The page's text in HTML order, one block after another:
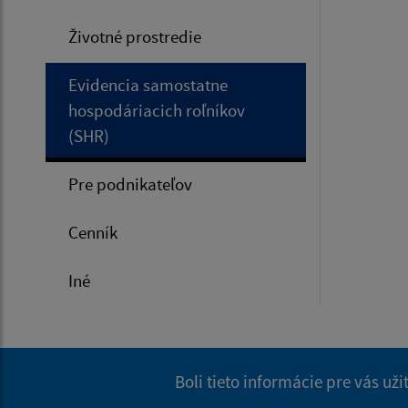
Životné prostredie
Evidencia samostatne
hospodáriacich roľníkov
(SHR)
Pre podnikateľov
Cenník
Iné
Boli tieto informácie pre vás